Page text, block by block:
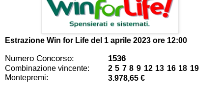
Estrazione Win for Life del 1 aprile 2023 ore 12:00
Numero Concorso: 1536
Combinazione vincente:
2 5 7 8 9 12 13 16 18 19
Montepremi:
3.978,65 €